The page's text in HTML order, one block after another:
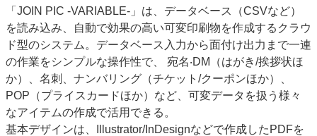
特集・デジタル印刷 アイデアで勝負！ ～多様なビジネス・多彩な商材～
JAPAN PACK 2023 特集
中古印刷機・製本機特集
2022 見える化・MIS特集
2022 検査・校正特集
特集・デジタル印刷 ～ 新成長軌道を描く
案内
発刊案内
JFPI印刷用語集 印刷機材年鑑
「JOIN PIC -VARIABLE-」は、データベース（CSVなど）
を読み込み、⾃動で効果の⾼い可変印刷物を作成するクラウ
ド型のシステム。データベース⼊⼒から⾯付け出⼒まで⼀連
の作業をシンプルな操作性で、 宛名‧DM（はがき/挨拶状ほ
か）、名刺、ナンバリング（チケット/クーポンほか）、
POP（プライスカードほか）など、可変データを扱う様々
なアイテムの作成で活⽤できる。
基本デザインは、Illustrator/InDesignなどで作成したPDFを